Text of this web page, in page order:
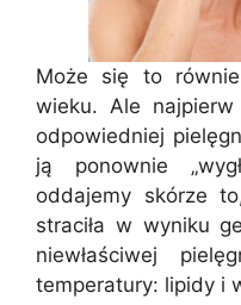
Może się to
wieku. Ale
odpowiedniej
ją ponownie
oddajemy skórze
straciła w wyniku
niewłaściwej
temperatury: lipidy i